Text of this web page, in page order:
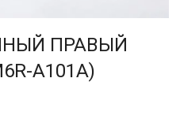
ПРАВЫЙ
A101A)